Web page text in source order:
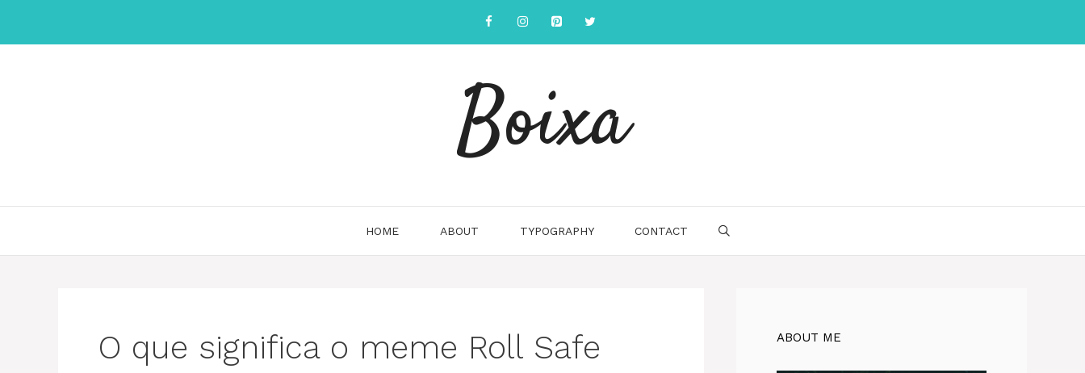
o
Boixa
HOME ABOUT TYPOGRAPHY CONTACT
O que significa o meme Roll Safe ABOUT ME